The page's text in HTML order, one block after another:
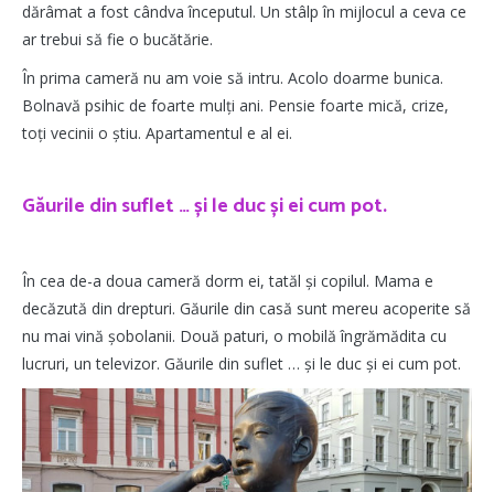
dărâmat a fost cândva începutul. Un stâlp în mijlocul a ceva ce
ar trebui să fie o bucătărie.
În prima cameră nu am voie să intru. Acolo doarme bunica.
Bolnavă psihic de foarte mulți ani. Pensie foarte mică, crize,
toți vecinii o știu. Apartamentul e al ei.
Găurile din suflet … și le duc și ei cum pot.
În cea de-a doua cameră dorm ei, tatăl și copilul. Mama e
decăzută din drepturi. Găurile din casă sunt mereu acoperite să
nu mai vină șobolanii. Două paturi, o mobilă îngrămădita cu
lucruri, un televizor. Găurile din suflet … și le duc și ei cum pot.